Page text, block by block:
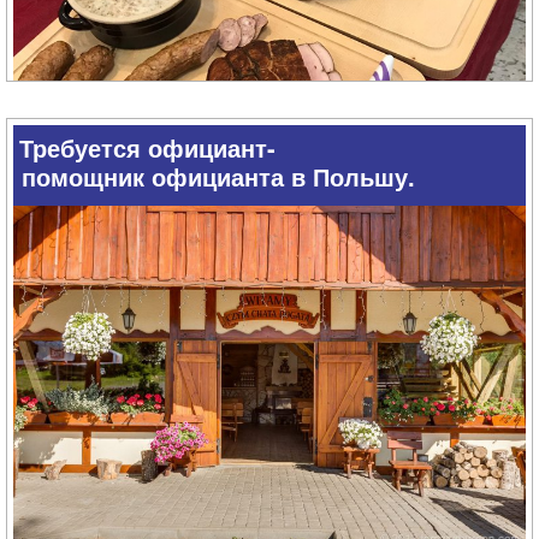
+48
602…(покажи номер)+48 602429375
Наш ресторан ищет шеф-повара (женский или мужской).
Работа на кухне, приготовление блюд, catering, мы
поддерживаем специальные мероприятия.
Мы специализируемся на польской кухне, пицце, салатах
и гамбургерах.
Требуется официант-
помощник официанта в Польшу.